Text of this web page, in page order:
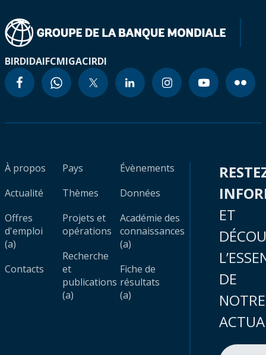
BIRDIDAIFCMIGACIRDI
À propos
Actualité
Offres
d'emploi
(a)
Contacts
Pays
Thèmes
Projets et
opérations
Recherche
et
publications
(a)
Évènements
Données
Académie des
connaissances
(a)
Fiche de
résultats
(a)
ET
DE
NOTRE